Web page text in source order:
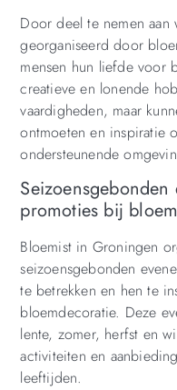
Door deel te nemen aan
georganiseerd door
mensen hun liefde voor
creatieve en lonende
vaardigheden, maar
ontmoeten en inspiratie
ondersteunende
Seizoensgebonden
promoties bij
Bloemist in Groningen
seizoensgebonden
te betrekken en hen te
bloemdecoratie. Deze
lente, zomer, herfst en
activiteiten en
leeftijden.